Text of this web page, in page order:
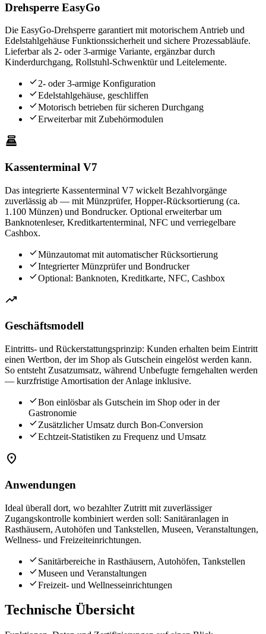
Drehsperre EasyGo
Die EasyGo-Drehsperre garantiert mit motorischem Antrieb und
Edelstahlgehäuse Funktionssicherheit und sichere Prozessabläufe.
Lieferbar als 2- oder 3-armige Variante, ergänzbar durch
Kinderdurchgang, Rollstuhl-Schwenktür und Leitelemente.
check2- oder 3-armige Konfiguration
checkEdelstahlgehäuse, geschliffen
checkMotorisch betrieben für sicheren Durchgang
checkErweiterbar mit Zubehörmodulen
point_of_sale
Kassenterminal V7
Das integrierte Kassenterminal V7 wickelt Bezahlvorgänge
zuverlässig ab — mit Münzprüfer, Hopper-Rücksortierung (ca.
1.100 Münzen) und Bondrucker. Optional erweiterbar um
Banknotenleser, Kreditkartenterminal, NFC und verriegelbare
Cashbox.
checkMünzautomat mit automatischer Rücksortierung
checkIntegrierter Münzprüfer und Bondrucker
checkOptional: Banknoten, Kreditkarte, NFC, Cashbox
trending_up
Geschäftsmodell
Eintritts- und Rückerstattungsprinzip: Kunden erhalten beim Eintritt
einen Wertbon, der im Shop als Gutschein eingelöst werden kann.
So entsteht Zusatzumsatz, während Unbefugte ferngehalten werden
— kurzfristige Amortisation der Anlage inklusive.
checkBon einlösbar als Gutschein im Shop oder in der
Gastronomie
checkZusätzlicher Umsatz durch Bon-Conversion
checkEchtzeit-Statistiken zu Frequenz und Umsatz
place
Anwendungen
Ideal überall dort, wo bezahlter Zutritt mit zuverlässiger
Zugangskontrolle kombiniert werden soll: Sanitäranlagen in
Rasthäusern, Autohöfen und Tankstellen, Museen, Veranstaltungen,
Wellness- und Freizeiteinrichtungen.
checkSanitärbereiche in Rasthäusern, Autohöfen, Tankstellen
checkMuseen und Veranstaltungen
checkFreizeit- und Wellnesseinrichtungen
Technische Übersicht